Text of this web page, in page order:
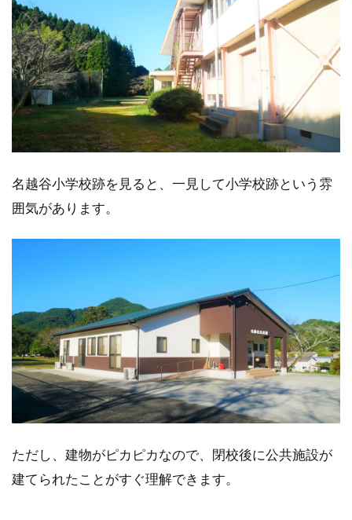
名越谷小学校跡を見ると、一見して小学校跡という雰
囲気があります。
ただし、建物がピカピカなので、閉校後に公共施設が
建てられたことがすぐ理解できます。